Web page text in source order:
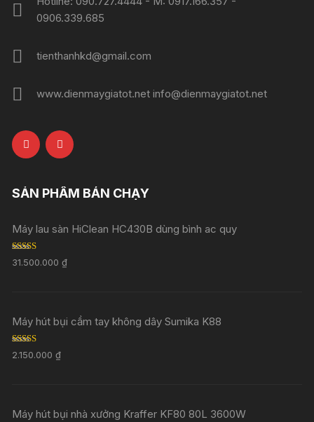
0906.339.685
tienthanhkd@gmail.com
www.dienmaygiatot.net info@dienmaygiatot.net
SẢN PHẨM BÁN CHẠY
Máy lau sàn HiClean HC430B dùng bình ac quy
Rated5.00
out of 5
31.500.000₫
Máy hút bụi cầm tay không dây Sumika K88
Rated5.00
out of 5
2.150.000₫
Máy hút bụi nhà xưởng Kraffer KF80 80L 3600W